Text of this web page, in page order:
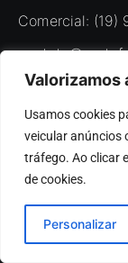
Valorizamos
Usamos cookies
veicular anúncios
tráfego. Ao clicar
de cookies.
Personalizar
Comercial: (19)
Política de
Mídia Kit
*Os textos